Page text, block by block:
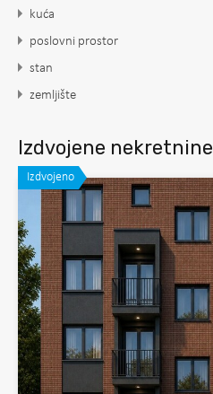
kuća
poslovni prostor
stan
zemljište
Izdvojene nekretnine
Izdvojeno